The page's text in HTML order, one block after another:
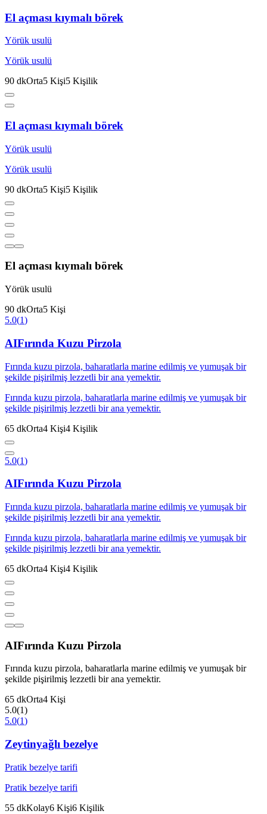
El açması kıymalı börek
Yörük usulü
Yörük usulü
90 dkOrta5 Kişi5 Kişilik
El açması kıymalı börek
Yörük usulü
Yörük usulü
90 dkOrta5 Kişi5 Kişilik
El açması kıymalı börek
Yörük usulü
90 dkOrta5 Kişi
5.0(1)
AIFırında Kuzu Pirzola
Fırında kuzu pirzola, baharatlarla marine edilmiş ve yumuşak bir
şekilde pişirilmiş lezzetli bir ana yemektir.
Fırında kuzu pirzola, baharatlarla marine edilmiş ve yumuşak bir
şekilde pişirilmiş lezzetli bir ana yemektir.
65 dkOrta4 Kişi4 Kişilik
5.0(1)
AIFırında Kuzu Pirzola
Fırında kuzu pirzola, baharatlarla marine edilmiş ve yumuşak bir
şekilde pişirilmiş lezzetli bir ana yemektir.
Fırında kuzu pirzola, baharatlarla marine edilmiş ve yumuşak bir
şekilde pişirilmiş lezzetli bir ana yemektir.
65 dkOrta4 Kişi4 Kişilik
AIFırında Kuzu Pirzola
Fırında kuzu pirzola, baharatlarla marine edilmiş ve yumuşak bir
şekilde pişirilmiş lezzetli bir ana yemektir.
65 dkOrta4 Kişi
5.0(1)
5.0(1)
Zeytinyağlı bezelye
Pratik bezelye tarifi
Pratik bezelye tarifi
55 dkKolay6 Kişi6 Kişilik